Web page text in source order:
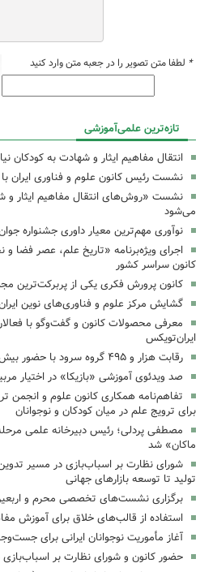
* لطفا متن تصویر را در جعبه متن وارد کنید
تازه‌ترین علمی‌آموزشی
انتقال مفاهیم ایثار و شهادت به کودکان
نشست رئیس کانون علوم و فناوری ایران با
نشست «روش‌های انتقال مفاهیم ایثار و
می‌شود
نوآوری مهم‌ترین معیار داوری جشنواره
اجرای ویژه‌برنامه «تاریخ علم، عصر فضا و
کانون سراسر کشور
کانون پرورش فکری یکی از پربرکت‌ترین
گشایش مرکز علوم و فناوری‌های نوین
معرفی محصولات کانون و گفت‌وگو با
ایران‌تویکس
رقابت هزار و ۴۹۵ گروه سرود با حضور بیش از ۲۲هزار کودک و نوجوان
‌صد ویدئوی آموزشی «بازیکا» در اختیار
تفاهم‌نامه همکاری کانون علوم و انجمن
برای ترویج علم در میان کودکان و نوجوانان
مصطفی پردلی؛ رئیس دبیرخانه علمی
ماکان» شد
شورای نظارت بر اسباب‌بازی در مسیر
تولید تا توسعه بازارهای جهانی
برگزاری نشست‌های تخصصی محرم و اربعین
استفاده از قالب‌های خلاق برای آموزش
آغاز مأموریت نوجوانان ایرانی برای
حضور کانون و شورای نظارت بر اسباب‌بازی